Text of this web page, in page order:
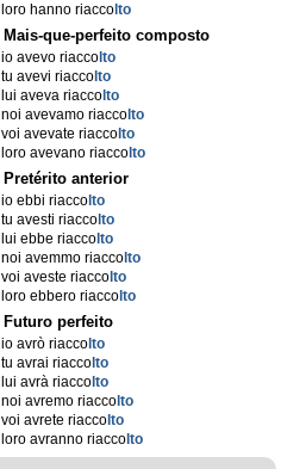
loro hanno riacco lto
Mais-que-perfeito composto
io avevo riacco lto
tu avevi riacco lto
lui aveva riacco lto
noi avevamo riacco lto
voi avevate riacco lto
loro avevano riacco lto
Pretérito anterior
io ebbi riacco lto
tu avesti riacco lto
lui ebbe riacco lto
noi avemmo riacco lto
voi aveste riacco lto
loro ebbero riacco lto
Futuro perfeito
io avrò riacco lto
tu avrai riacco lto
lui avrà riacco lto
noi avremo riacco lto
voi avrete riacco lto
loro avranno riacco lto